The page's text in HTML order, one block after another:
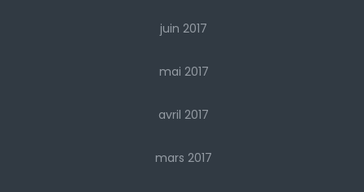
juin 2017
mai 2017
avril 2017
mars 2017